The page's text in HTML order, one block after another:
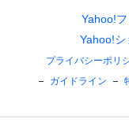
Yahoo!
Yahoo!シ
プライバシーポリ
ガイドライン